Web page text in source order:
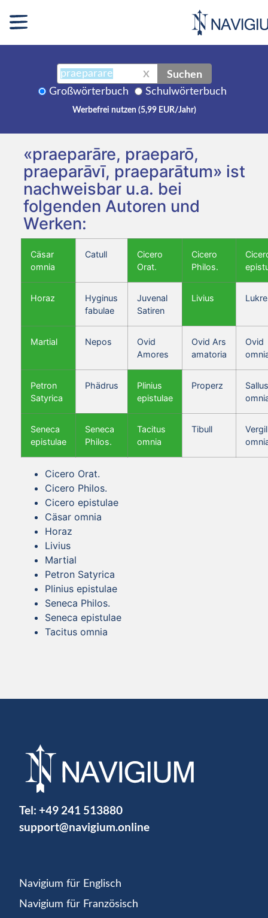
X Suchen
Großwörterbuch Schulwörterbuch
Werbefrei nutzen (5,99 EUR/Jahr)
«praeparāre, praeparō,
praeparāvī, praeparātum» ist
nachweisbar u.a. bei
folgenden Autoren und
Werken:
Cäsar
omnia
Catull
Cicero
Orat.
Cicero
Philos.
Horaz
Hyginus
fabulae
Juvenal
Satiren
Livius
Martial Nepos
Ovid
Amores
Ovid Ars
amatoria
Ovid
Petron
Satyrica
Phädrus
Plinius
epistulae
Properz
Seneca
epistulae
Seneca
Philos.
Tacitus
omnia
Tibull
Vergil
Cicero Orat.
Cicero Philos.
Cicero epistulae
Cäsar omnia
Horaz
Livius
Martial
Petron Satyrica
Plinius epistulae
Seneca Philos.
Seneca epistulae
Tacitus omnia
Tel: +49 241 513880
support@navigium.online
Navigium für Englisch
Navigium für Französisch